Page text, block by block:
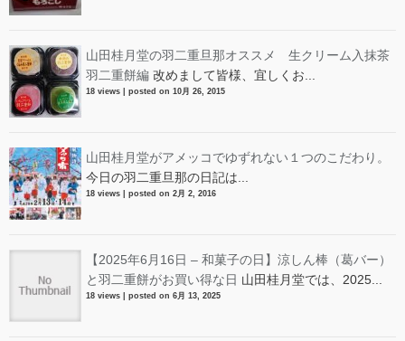
山田桂月堂の羽二重旦那オススメ 生クリーム入抹茶
羽二重餅編 改めまして皆様、宜しくお...
18 views posted on 10月 26, 2015
山田桂月堂がアメッコでゆずれない１つのこだわり。
今日の羽二重旦那の日記は...
18 views posted on 2月 2, 2016
【2025年6月16日 – 和菓子の日】涼しん棒（葛バー）
と羽二重餅がお買い得な日 山田桂月堂では、2025...
18 views posted on 6月 13, 2025